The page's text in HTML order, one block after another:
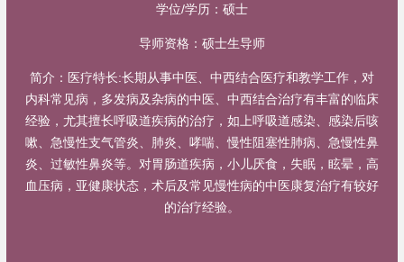
学位/学历： 硕士
导师资格： 硕士生导师
简介： 医疗特长:长期从事中医、中西结合医疗和教学工作，对
内科常见病，多发病及杂病的中医、中西结合治疗有丰富的临床
经验，尤其擅长呼吸道疾病的治疗，如上呼吸道感染、感染后咳
嗽、急慢性支气管炎、肺炎、哮喘、慢性阻塞性肺病、急慢性鼻
炎、过敏性鼻炎等。对胃肠道疾病，小儿厌食，失眠，眩晕，高
血压病，亚健康状态，术后及常见慢性病的中医康复治疗有较好
的治疗经验。